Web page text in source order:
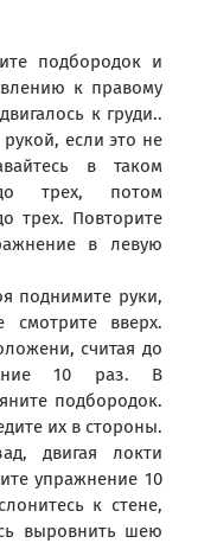
подбородок и
к правому
к груди..
если это не
в таком
трех, потом
трех. Повторите
в левую
поднимите руки,
смотрите вверх.
считая до
10 раз. В
подбородок.
их в стороны.
двигая локти
упражнение 10
к стене,
выровнить шею